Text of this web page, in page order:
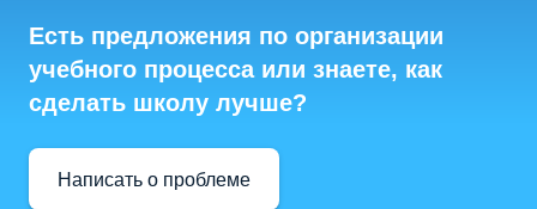
Есть предложения по организации
учебного процесса или знаете, как
сделать школу лучше?
Написать о проблеме